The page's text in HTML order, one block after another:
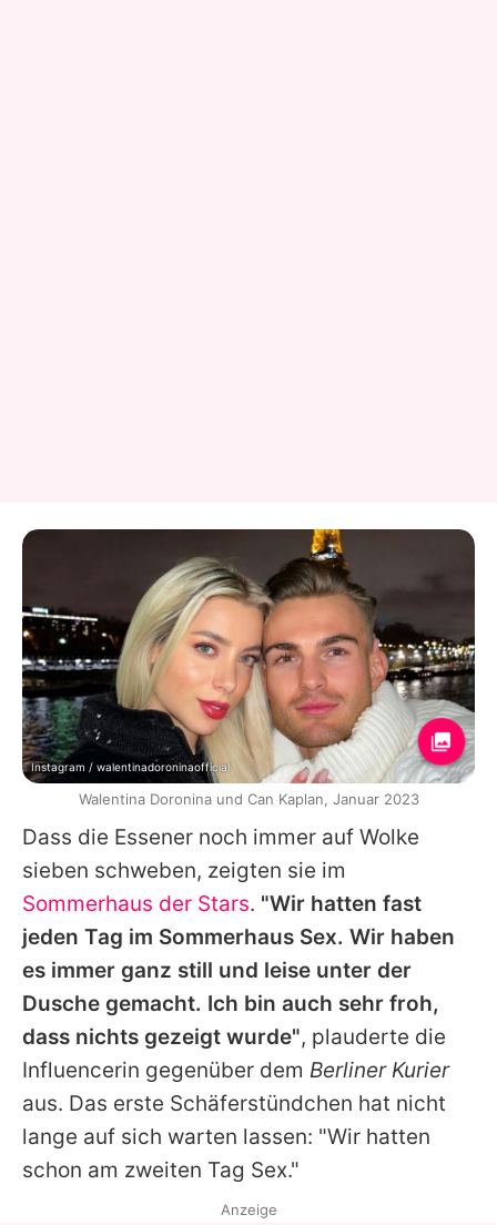
Dass die Essener noch immer auf Wolke
sieben schweben, zeigten sie im
Sommerhaus der Stars. "Wir hatten fast
jeden Tag im Sommerhaus Sex. Wir haben
es immer ganz still und leise unter der
Dusche gemacht. Ich bin auch sehr froh,
dass nichts gezeigt wurde", plauderte die
Influencerin gegenüber dem Berliner Kurier
aus. Das erste Schäferstündchen hat nicht
lange auf sich warten lassen: "Wir hatten
schon am zweiten Tag Sex."
Instagram / walentinadoroninaofficial
Walentina Doronina und Can Kaplan, Januar 2023
Anzeige